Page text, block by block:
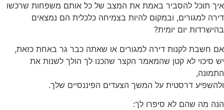
תוכל להסביר באמת את המצב של כל אותם משפחות שרכשו
למגורים, ובמקום להיות בצמיחה כלכלית הם נמצאים
יום יומית?
חשבת לקנות דירה למגורים או שאתה כבר גר באחת כזאת,
סיכוי לא קטן שהמאמר הקצר שהכנו לך הולך לשנות את
דרסטית על המשך הצעדים הפיננסיים שלך.
מה שהם לא סיפרו לך: